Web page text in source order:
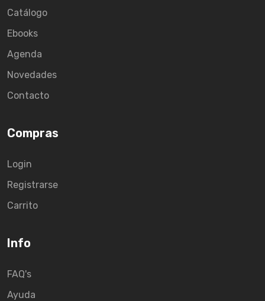
Catálogo
Ebooks
Agenda
Novedades
Contacto
Compras
Login
Registrarse
Carrito
Info
FAQ's
Ayuda